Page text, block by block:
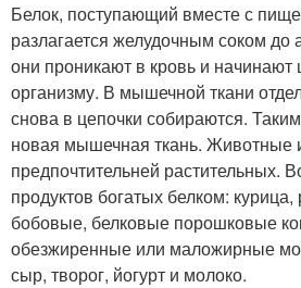
Белок, поступающий вместе с
разлагается желудочным соком до
они проникают в кровь и начинают
организму. В мышечной ткани
снова в цепочки собираются.
новая мышечная ткань. Животные
предпочтительней растительных.
продуктов богатых белком:
бобовые, белковые порошковые
обезжиренные или маложирные
сыр, творог, йогурт и молоко.